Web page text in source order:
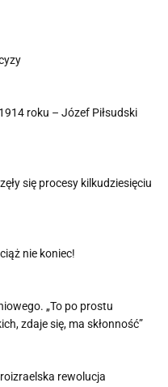
roku – Józef Piłsudski
się procesy kilkudziesięciu
nie koniec!
„To po prostu
zdaje się, ma skłonność”
rewolucja